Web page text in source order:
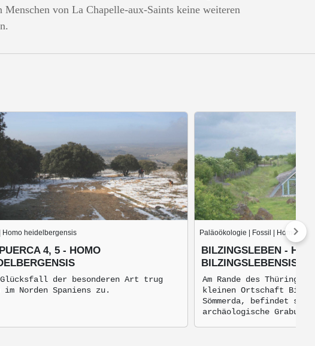
von La Chapelle-aux-Saints keine weiteren
Homo heidelbergensis
4, 5 - HOMO
der besonderen Art trug
im Norden Spaniens zu.
Paläoökologie | Fossil | Homo
BILZINGSLEBEN -
BILZINGSLEBENSIS
Am Rande des Thüringer
kleinen Ortschaft
Sömmerda, befindet
archäologische